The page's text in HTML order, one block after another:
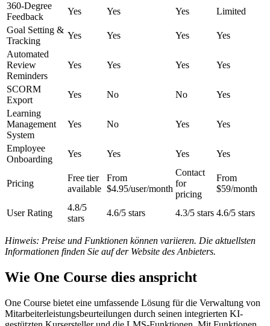
360-Degree
Feedback
Yes Yes Yes
Limited
Goal Setting &
Tracking
Yes Yes Yes
Yes
Automated
Review
Reminders
Yes Yes Yes Yes
SCORM
Export
Yes No No
Yes
Learning
Management
System
Yes No Yes Yes
Employee
Onboarding
Yes Yes Yes Yes
Pricing
Free tier
available
From
$4.95/user/month
Contact
for
pricing
From
$59/month
User Rating
4.8/5
stars
4.6/5 stars 4.3/5 stars 4.6/5 stars
Hinweis: Preise und Funktionen können variieren. Die aktuellsten
Informationen finden Sie auf der Website des Anbieters.
Wie One Course dies anspricht
One Course bietet eine umfassende Lösung für die Verwaltung von
Mitarbeiterleistungsbeurteilungen durch seinen integrierten KI-